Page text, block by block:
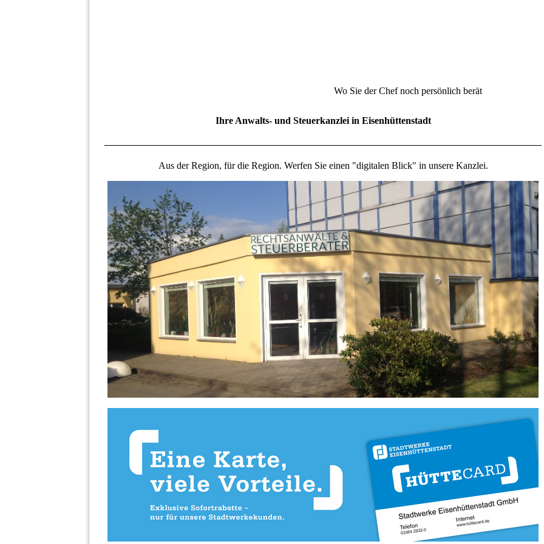
Wo Sie der Chef noch persönlich berät
Ihre Anwalts- und Steuerkanzlei in Eisenhüttenstadt
Aus der Region, für die Region. Werfen Sie einen "digitalen Blick" in unsere Kanzlei.